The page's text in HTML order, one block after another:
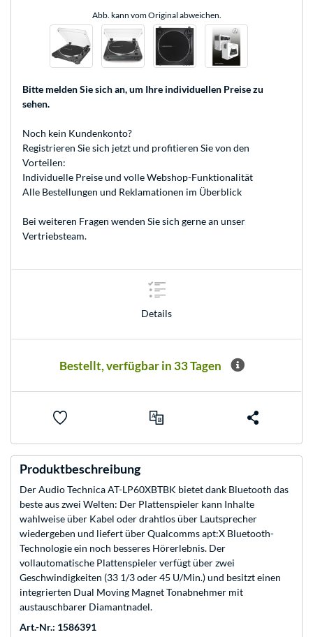
Abb. kann vom Original abweichen.
Bitte melden Sie sich an, um Ihre individuellen Preise zu
sehen.
Noch kein Kundenkonto?
Registrieren Sie sich jetzt und profitieren Sie von den
Vorteilen:
Individuelle Preise und volle Webshop-Funktionalität
Alle Bestellungen und Reklamationen im Überblick
Bei weiteren Fragen wenden Sie sich gerne an unser
Vertriebsteam.
Details
Bestellt, verfügbar in 33 Tagen
Produktbeschreibung
Der Audio Technica AT-LP60XBTBK bietet dank Bluetooth das
beste aus zwei Welten: Der Plattenspieler kann Inhalte
wahlweise über Kabel oder drahtlos über Lautsprecher
wiedergeben und liefert über Qualcomms apt:X Bluetooth-
Technologie ein noch besseres Hörerlebnis. Der
vollautomatische Plattenspieler verfügt über zwei
Geschwindigkeiten (33 1/3 oder 45 U/Min.) und besitzt einen
integrierten Dual Moving Magnet Tonabnehmer mit
austauschbarer Diamantnadel.
Art.-Nr.: 1586391